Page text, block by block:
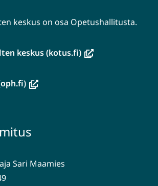
keskus on osa Opetushallitusta.
keskus (kotus.fi)(avautuu
(avautuu
toiseen
Sari Maamies